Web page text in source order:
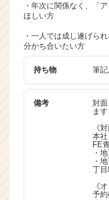
r
e
・年次に関係なく、「
ほしい方
・一人では成し遂げら
分かち合いたい方
持ち物 筆
備考
対
ます
《
本
FE
・
・
丁
《
予